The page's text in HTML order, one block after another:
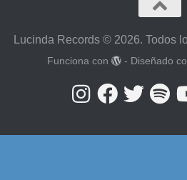
Lucinda Records © 2026. Todos
Funciona con - Diseñado